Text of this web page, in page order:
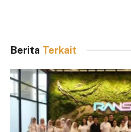
Berita Terkait